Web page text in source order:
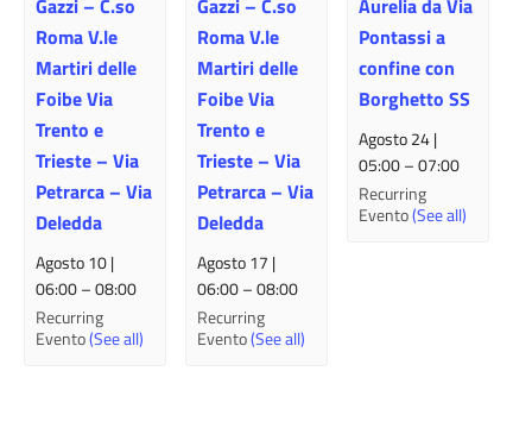
Gazzi – C.so
Roma V.le
Martiri delle
Foibe Via
Trento e
Trieste – Via
Petrarca – Via
Deledda
Agosto 10 |
06:00–08:00
Recurring
Evento(See all)
Gazzi – C.so
Roma V.le
Martiri delle
Foibe Via
Trento e
Trieste – Via
Petrarca – Via
Deledda
Agosto 17 |
06:00–08:00
Recurring
Evento(See all)
Aurelia da Via
Pontassi a
confine con
Borghetto SS
Agosto 24 |
05:00–07:00
Recurring
Evento(See all)